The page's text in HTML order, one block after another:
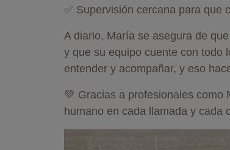
✅ Supervisión cercana para que
A diario, María se asegura de
y que su equipo cuente con todo
entender y acompañar, y eso
💚 Gracias a profesionales como
humano en cada llamada y cada